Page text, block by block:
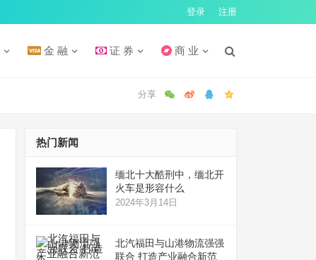
登录 注册
金 融 证 券 商 业
热门新闻
缅北十大酷刑中，缅北开
火车是形容什么
2024年3月14日
北汽福田与山港物流强强
联合 打造产业融合新范